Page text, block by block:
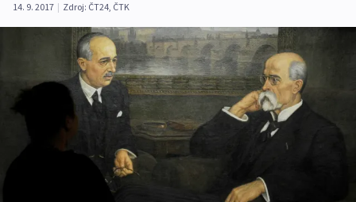
14. 9. 2017 | Zdroj: ČT24, ČTK